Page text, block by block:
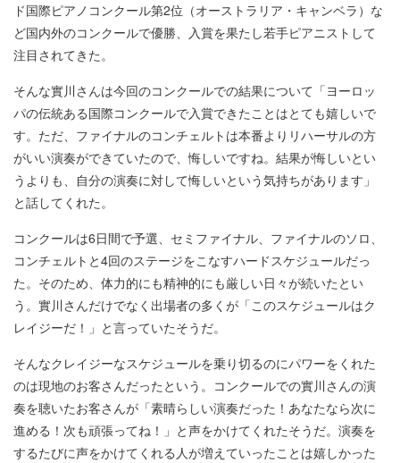
ド国際ピアノコンクール第2位（オーストラリア・キャンベラ）な
ど国内外のコンクールで優勝、入賞を果たし若手ピアニストして
注目されてきた。
そんな實川さんは今回のコンクールでの結果について「ヨーロッ
パの伝統ある国際コンクールで入賞できたことはとても嬉しいで
す。ただ、ファイナルのコンチェルトは本番よりリハーサルの方
がいい演奏ができていたので、悔しいですね。結果が悔しいとい
うよりも、自分の演奏に対して悔しいという気持ちがあります」
と話してくれた。
コンクールは6日間で予選、セミファイナル、ファイナルのソロ、
コンチェルトと4回のステージをこなすハードスケジュールだっ
た。そのため、体力的にも精神的にも厳しい日々が続いたとい
う。實川さんだけでなく出場者の多くが「このスケジュールはク
レイジーだ！」と言っていたそうだ。
そんなクレイジーなスケジュールを乗り切るのにパワーをくれた
のは現地のお客さんだったという。コンクールでの實川さんの演
奏を聴いたお客さんが「素晴らしい演奏だった！あなたなら次に
進める！次も頑張ってね！」と声をかけてくれたそうだ。演奏を
するたびに声をかけてくれる人が増えていったことは嬉しかった